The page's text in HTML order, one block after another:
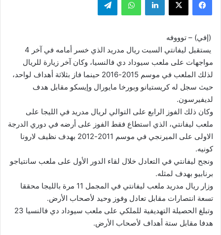
(إفي) – توووفه
يستقبل ليفانتي السبت ريال مدريد الذي خسر أمامه في آخر 4
مواجهات على ملعب سيوداد دي فالنسيا، وكان آخر زيارة للريال
لذلك الملعب في موسم 2015-2016 حينما فاز بثلاثة أهداف لواحد،
حيث سجل له كريستيانو وبورخا مايورال وإيسكو مقابل هدف
لديفيرسون.
وكان ذلك الفوز الرابع على التوالي لريال مدريد في الليجا على
ملعب ليفانتي، الذي استطاع فقط الفوز على أرضه في دوري الدرجة
الاولى على الميرنجي في موسم 2011-2012 بهدف نظيف لارونا
كونيه.
ونجح ليفانتي في التعادل خلال لقاء الدور الأول على ملعب سانتياجو
برنابيو بهدف لمثله.
وزار ريال مدريد ملعب ليفانتي في المجمل 11 مرة بالليجا محققا
تسعة انتصارات مقابل تعادل وفوز وحيد لأصحاب الأرض.
وتبلغ الحصيلة التهديفية للملكي على ملعب سيوداد دي فالنسيا 23
هدفا مقابل ستة أهداف لأصحاب الأرض.